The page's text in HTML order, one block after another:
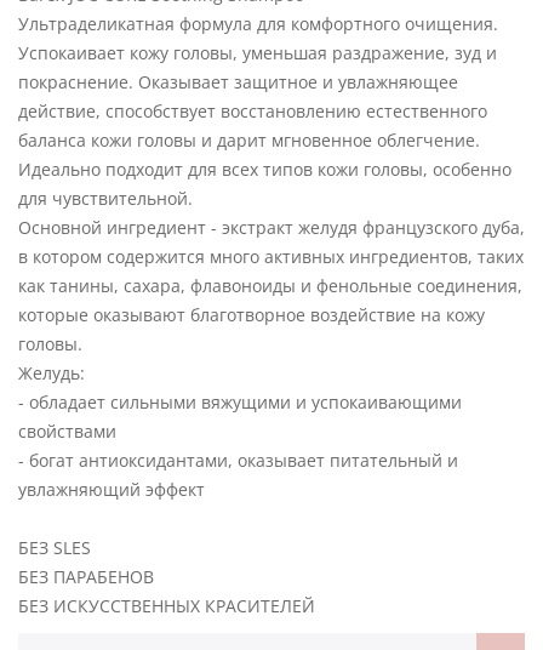
Ультраделикатная формула для комфортного очищения.
Успокаивает кожу головы, уменьшая раздражение, зуд и
покраснение. Оказывает защитное и увлажняющее
действие, способствует восстановлению естественного
баланса кожи головы и дарит мгновенное облегчение.
Идеально подходит для всех типов кожи головы, особенно
для чувствительной.
Основной ингредиент - экстракт желудя французского дуба,
в котором содержится много активных ингредиентов, таких
как танины, сахара, флавоноиды и фенольные соединения,
которые оказывают благотворное воздействие на кожу
головы.
Желудь:
- обладает сильными вяжущими и успокаивающими
свойствами
- богат антиоксидантами, оказывает питательный и
увлажняющий эффект
БЕЗ SLES
БЕЗ ПАРАБЕНОВ
БЕЗ ИСКУССТВЕННЫХ КРАСИТЕЛЕЙ